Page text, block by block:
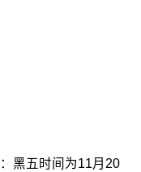
黑五时间为11月20